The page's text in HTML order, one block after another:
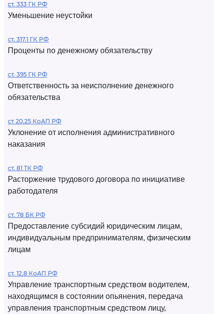
ст. 333 ГК РФ
Уменьшение неустойки
ст. 317.1 ГК РФ
Проценты по денежному обязательству
ст. 395 ГК РФ
Ответственность за неисполнение денежного
обязательства
ст 20.25 КоАП РФ
Уклонение от исполнения административного
наказания
ст. 81 ТК РФ
Расторжение трудового договора по инициативе
работодателя
ст. 78 БК РФ
Предоставление субсидий юридическим лицам,
индивидуальным предпринимателям, физическим
лицам
ст. 12.8 КоАП РФ
Управление транспортным средством водителем,
находящимся в состоянии опьянения, передача
управления транспортным средством лицу,